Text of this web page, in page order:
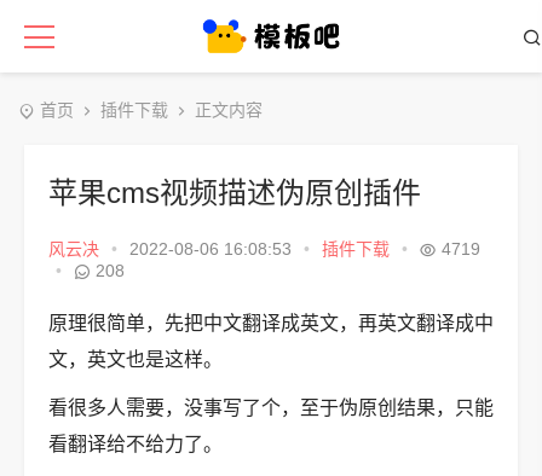
首页 插件下载 正文内容
苹果cms视频描述伪原创插件
风云决 • 2022-08-06 16:08:53 • 插件下载 •
4719
•
208
原理很简单，先把中文翻译成英文，再英文翻译成中
文，英文也是这样。
看很多人需要，没事写了个，至于伪原创结果，只能
看翻译给不给力了。